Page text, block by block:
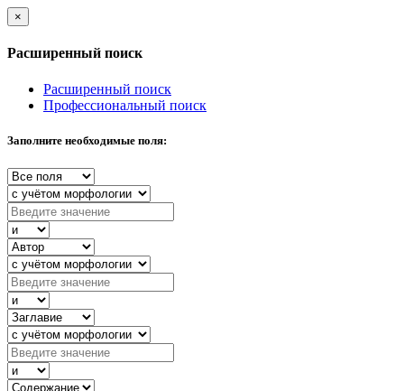
×
Расширенный поиск
Расширенный поиск
Профессиональный поиск
Заполните необходимые поля: